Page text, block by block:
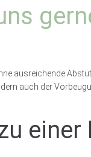
ausreichende
auch der